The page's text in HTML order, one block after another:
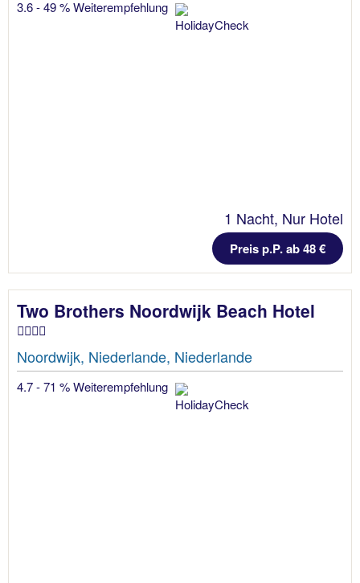
3.6 - 49 % Weiterempfehlung
1 Nacht, Nur Hotel
Preis p.P. ab 48 €
Two Brothers Noordwijk Beach Hotel
Noordwijk, Niederlande, Niederlande
4.7 - 71 % Weiterempfehlung